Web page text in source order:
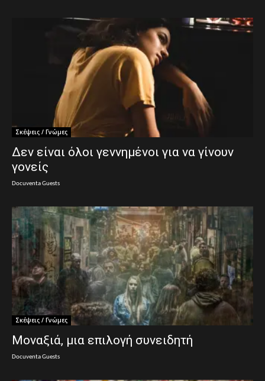
Σκέψεις / Γνώμες
Δεν είναι όλοι γεννημένοι για να γίνουν
γονείς
Docuventa Guests
Σκέψεις / Γνώμες
Μοναξιά, μια επιλογή συνειδητή
Docuventa Guests